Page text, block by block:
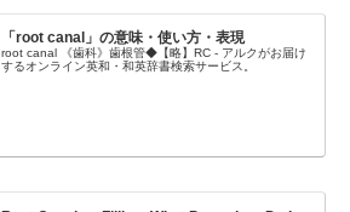
「root canal」の意味・使い方・表現
root canal 《歯科》歯根管◆【略】RC - アルクがお届け
するオンライン英和・和英辞書検索サービス。